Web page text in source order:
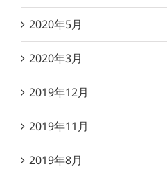
2020年5月
2020年3月
2019年12月
2019年11月
2019年8月